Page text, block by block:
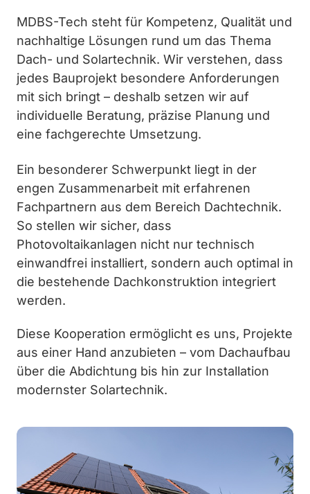
MDBS-Tech steht für Kompetenz, Qualität und
nachhaltige Lösungen rund um das Thema
Dach- und Solartechnik. Wir verstehen, dass
jedes Bauprojekt besondere Anforderungen
mit sich bringt – deshalb setzen wir auf
individuelle Beratung, präzise Planung und
eine fachgerechte Umsetzung.
Ein besonderer Schwerpunkt liegt in der
engen Zusammenarbeit mit erfahrenen
Fachpartnern aus dem Bereich Dachtechnik.
So stellen wir sicher, dass
Photovoltaikanlagen nicht nur technisch
einwandfrei installiert, sondern auch optimal in
die bestehende Dachkonstruktion integriert
werden.
Diese Kooperation ermöglicht es uns, Projekte
aus einer Hand anzubieten – vom Dachaufbau
über die Abdichtung bis hin zur Installation
modernster Solartechnik.